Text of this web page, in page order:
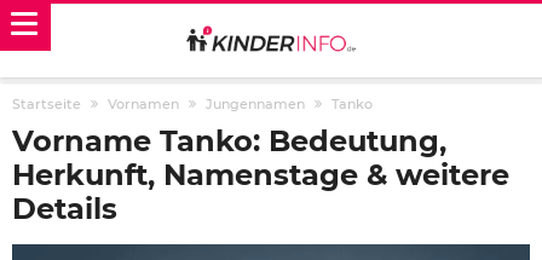
Startseite Vornamen Jungennamen Tanko
Vorname Tanko: Bedeutung,
Herkunft, Namenstage & weitere
Details